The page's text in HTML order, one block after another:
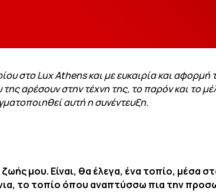
στο Lux Athens και με ευκαιρία και αφορμή
αρέσουν στην τέχνη της, το παρόν και το
αυτή η συνέντευξη.
ζωής μου. Είναι, θα έλεγα, ένα τοπίο, μέσα
το τοπίο όπου αναπτύσσω πια την